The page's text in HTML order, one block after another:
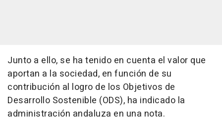
Junto a ello, se ha tenido en cuenta el valor que
aportan a la sociedad, en función de su
contribución al logro de los Objetivos de
Desarrollo Sostenible (ODS), ha indicado la
administración andaluza en una nota.